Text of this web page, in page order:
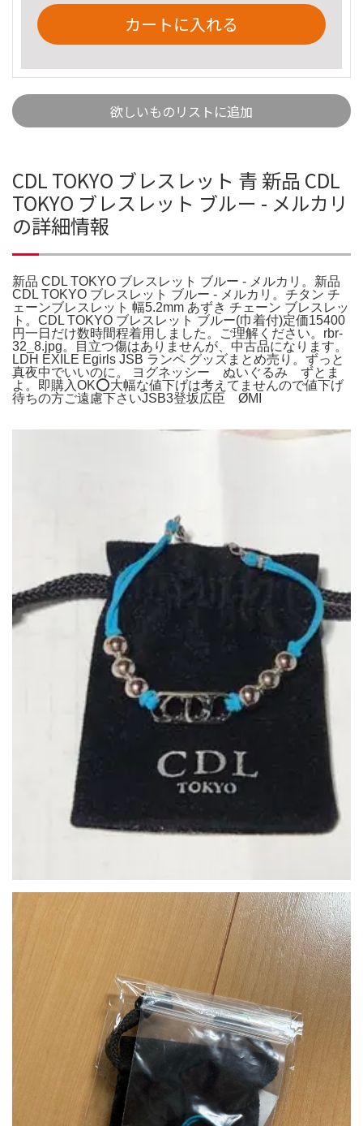
カートに入れる
欲しいものリストに追加
CDL TOKYO ブレスレット 青 新品 CDL
TOKYO ブレスレット ブルー - メルカリ
の詳細情報
新品 CDL TOKYO ブレスレット ブルー - メルカリ。新品
CDL TOKYO ブレスレット ブルー - メルカリ。チタン チ
ェーンブレスレット 幅5.2mm あずき チェーン ブレスレッ
ト。CDL TOKYO ブレスレット ブルー(巾着付)定価15400
円一日だけ数時間程着用しました。ご理解ください。rbr-
32_8.jpg。目立つ傷はありませんが、中古品になります。
LDH EXILE Egirls JSB ランペ グッズまとめ売り。ずっと
真夜中でいいのに。 ヨグネッシー ぬいぐるみ ずとま
よ。即購入OK️⭕️大幅な値下げは考えてませんので値下げ
待ちの方ご遠慮下さいJSB3登坂広臣 ØMI